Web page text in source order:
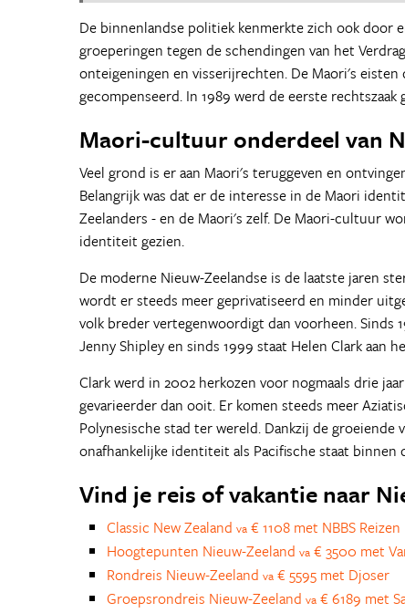
De binnenlandse politiek kenmerkte zich ook door
groeperingen tegen de schendingen van het
onteigeningen en visserijrechten. De Maori's
gecompenseerd. In 1989 werd de eerste
Maori-cultuur onderdeel van
Veel grond is er aan Maori's teruggeven en
Belangrijk was dat er de interesse in de Maori
Zeelanders - en de Maori's zelf. De Maori-cultuur
identiteit gezien.
De moderne Nieuw-Zeelandse is de laatste jaren
wordt er steeds meer geprivatiseerd en minder
volk breder vertegenwoordigt dan voorheen. Sinds
Jenny Shipley en sinds 1999 staat Helen Clark aan
Clark werd in 2002 herkozen voor nogmaals drie
gevarieerder dan ooit. Er komen steeds meer
Polynesische stad ter wereld. Dankzij de
onafhankelijke identiteit als Pacifische staat binnen
Vind je reis of vakantie naar
Classic New Zealand va € 1108 met NBBS Reizen
Hoogtepunten Nieuw-Zeeland va € 3500 met
Rondreis Nieuw-Zeeland va € 5595 met Djoser
Groepsrondreis Nieuw-Zeeland va € 6189 met